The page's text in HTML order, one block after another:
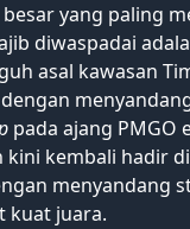
yang paling
diwaspadai
asal kawasan
pada ajang PMGO
kini kembali hadir
menyandang
kuat juara.